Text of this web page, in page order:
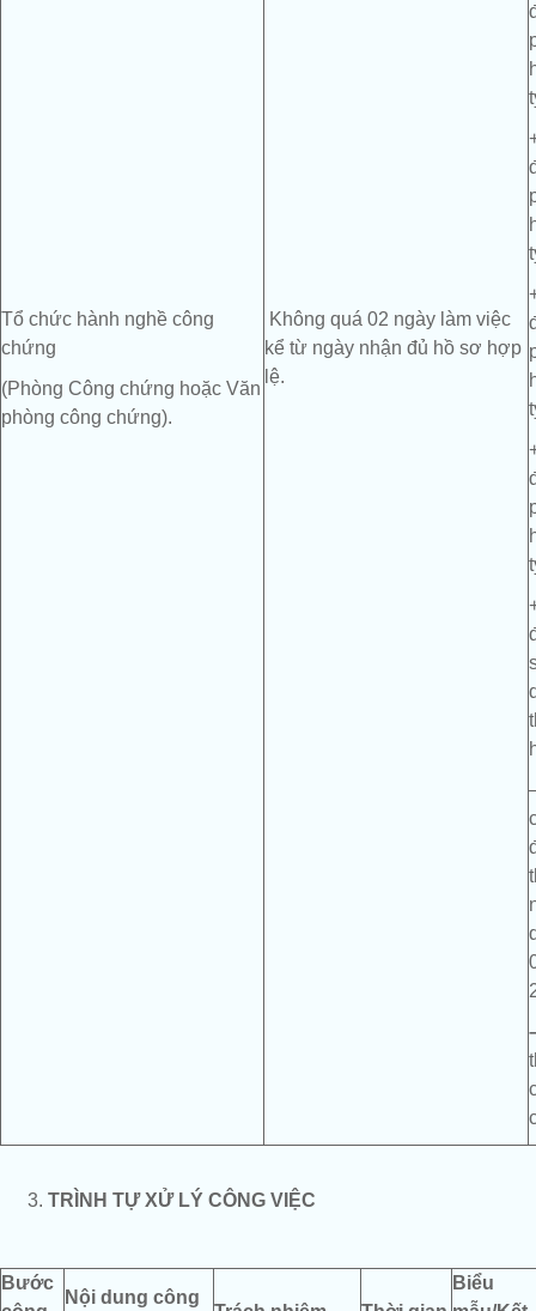
Tổ chức hành nghề công
chứng
(Phòng Công chứng hoặc Văn
phòng công chứng).
Không quá 02 ngày làm việc
kể từ ngày nhận đủ hồ sơ hợp
lệ.
TRÌNH TỰ XỬ LÝ CÔNG VIỆC
Bước
Nội dung công
Biểu